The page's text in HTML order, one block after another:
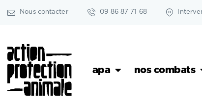
Nous contacter 09 86 87 71 68
apa nos combats